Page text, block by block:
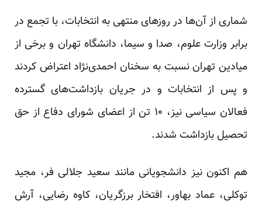
شماری از آن‌ها در روزهای منتهی به انتخابات، با تجمع در
برابر وزارت علوم، صدا و سیما، دانشگاه تهران و برخی از
میادین تهران نسبت به سخنان احمدی‌نژاد اعتراض کردند
و پس از انتخابات و در جریان بازداشت‌های گسترده
فعالان سیاسی نیز، ۱۰ تن از اعضای شورای دفاع از حق
تحصیل بازداشت شدند.
هم اکنون نیز دانشجویانی مانند سعید جلالی فر، مجید
توکلی، عماد بهاور، افتخار برزگریان، کاوه رضایی، آرش